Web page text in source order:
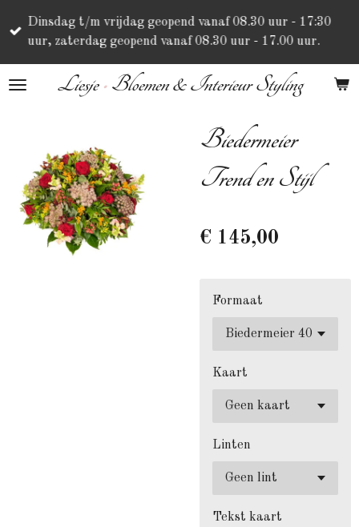
direct
hoofdinhoud
Liesje•Bloemen & Interieur Styling
Dinsdag t/m vrijdag geopend vanaf 08.30 uur - 17:30
uur, zaterdag geopend vanaf 08.30 uur - 17.00 uur.
Biedermeier
Trend en Stijl
€ 145,00
Formaat
Kaart
Linten
Tekst kaart